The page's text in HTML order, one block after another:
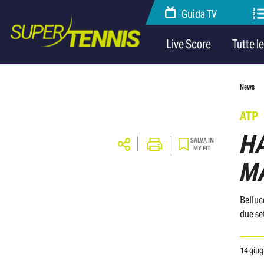
Guida TV
Live Score Tutte
News
SALVA IN
MY FIT
ATP
due
14